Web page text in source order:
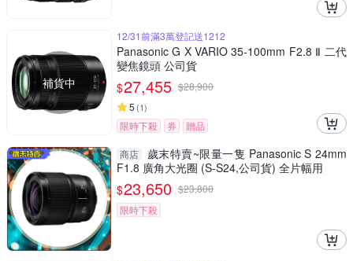
補貨中
12/31前滿3萬登記送1212
Panasonic G X VARIO 35-100mm F2.8 Ⅱ 二代
變焦鏡頭 公司貨
$27,455 $28,900
5 (1)
限時下殺 券 贈品
商店
歲末特賣~限量一隻 Panasonic S 24mm
F1.8 廣角大光圈 (S-S24,公司貨) 全片幅用
$23,650 $23,800
限時下殺